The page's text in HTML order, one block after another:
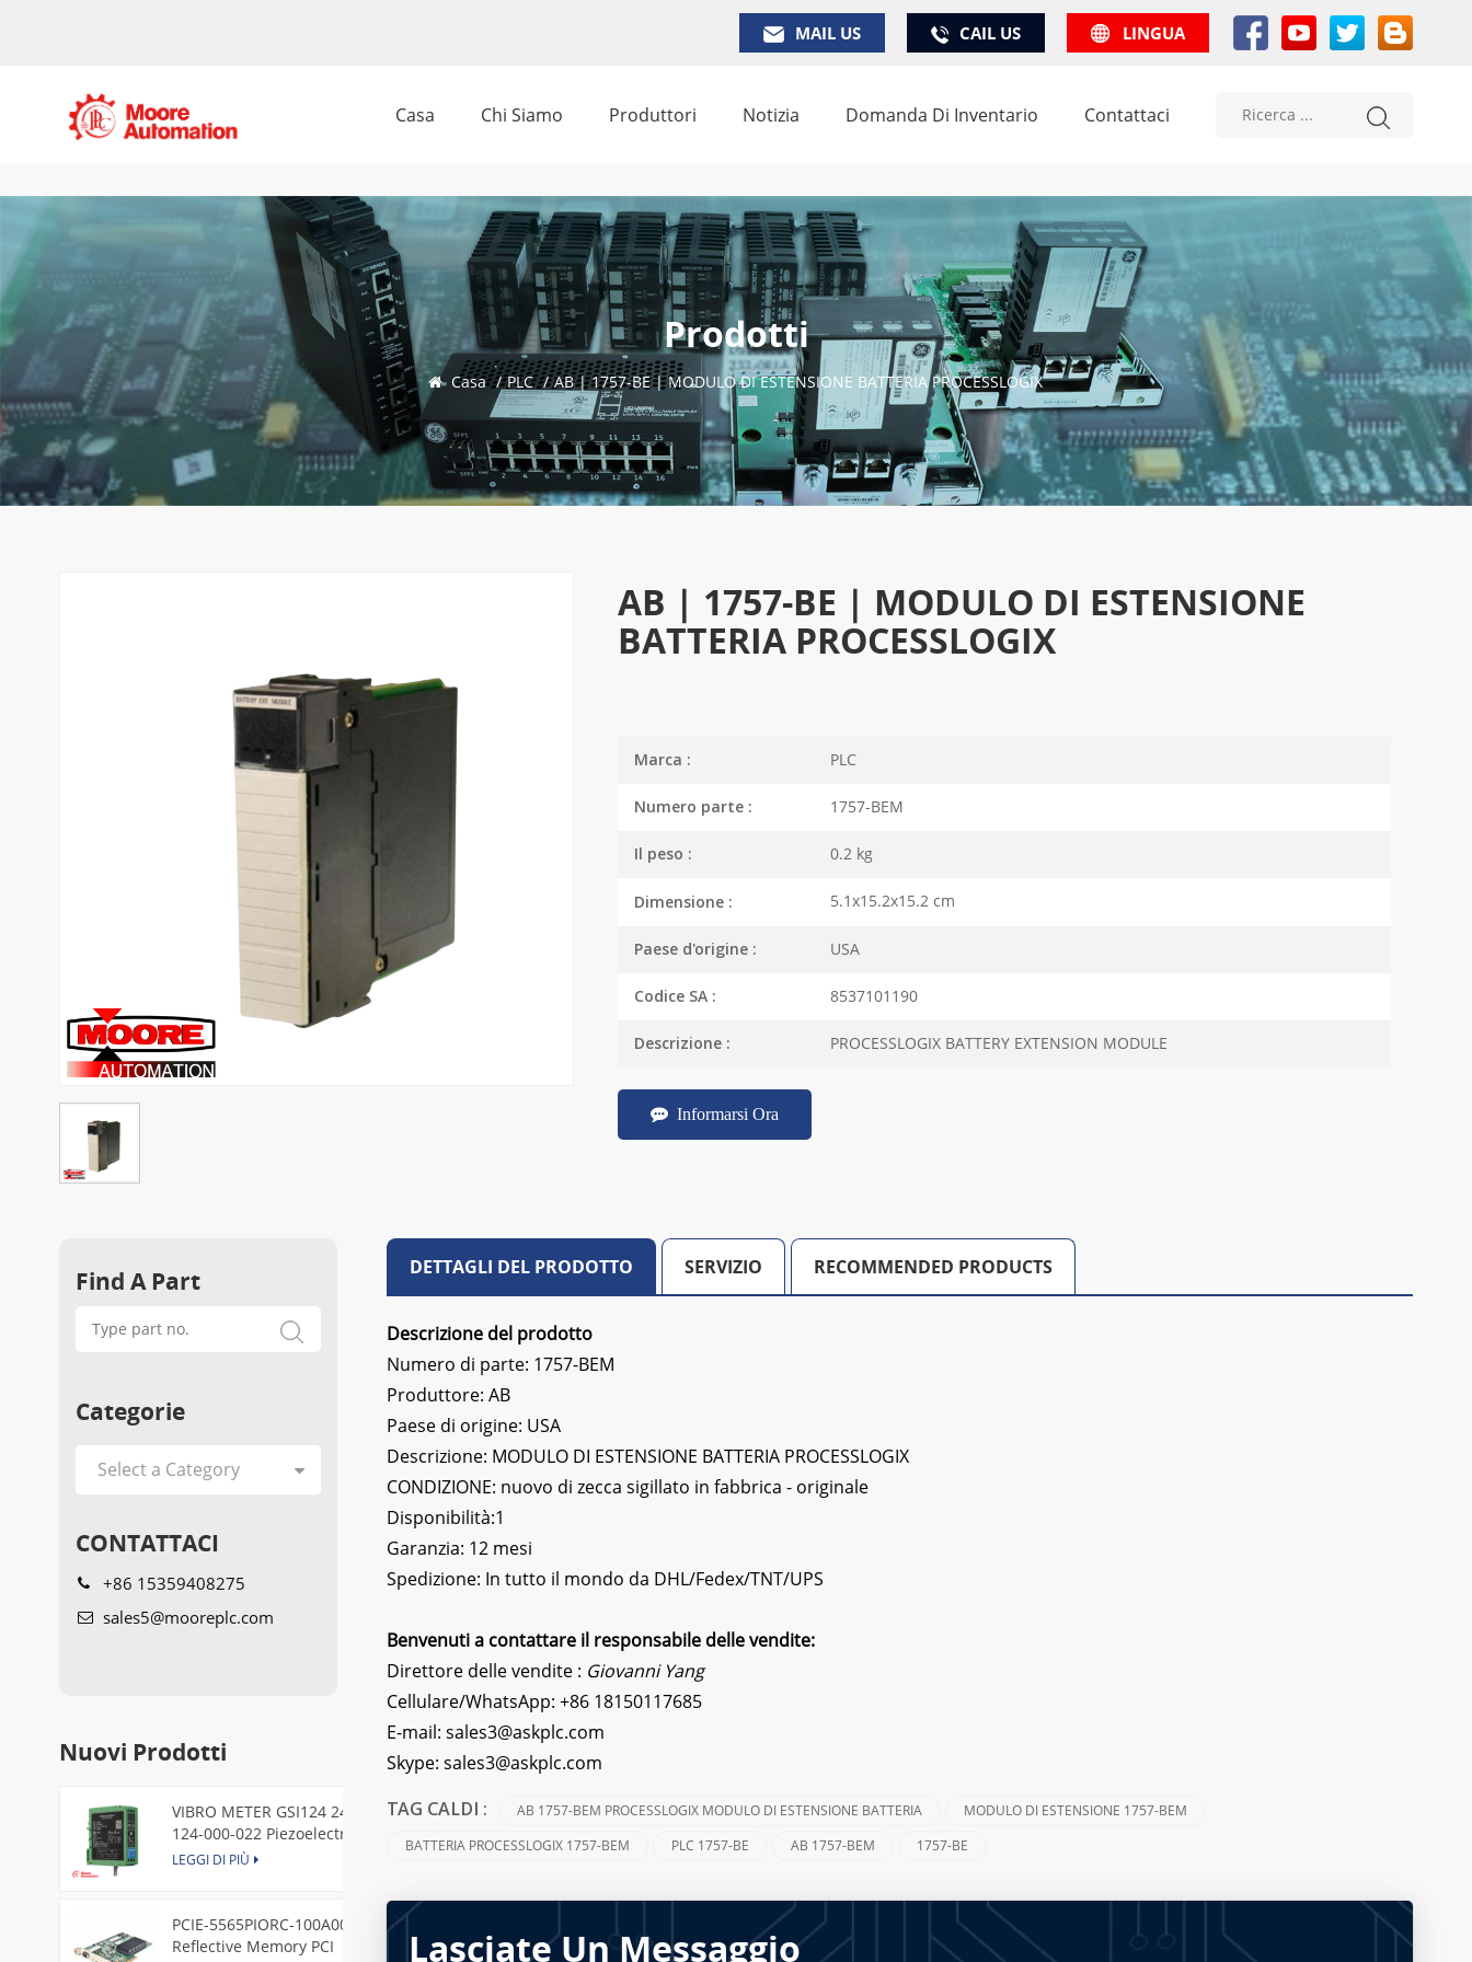
MAIL US CAIL US LINGUA
Casa Chi Siamo Produttori Notizia Domanda Di Inventario Contattaci
Prodotti
Casa / PLC / AB | 1757-BE | MODULO DI ESTENSIONE BATTERIA PROCESSLOGIX
AB | 1757-BE | MODULO DI ESTENSIONE
BATTERIA PROCESSLOGIX
Marca : PLC
Numero parte : 1757-BEM
Il peso : 0.2 kg
Dimensione : 5.1x15.2x15.2 cm
Paese d'origine : USA
Codice SA : 8537101190
Descrizione : PROCESSLOGIX BATTERY EXTENSION MODULE
Informarsi Ora
DETTAGLI DEL PRODOTTO SERVIZIO RECOMMENDED PRODUCTS
Descrizione del prodotto
Numero di parte: 1757-BEM
Produttore: AB
Paese di origine: USA
Descrizione: MODULO DI ESTENSIONE BATTERIA PROCESSLOGIX
CONDIZIONE: nuovo di zecca sigillato in fabbrica - originale
Disponibilità:1
Garanzia: 12 mesi
Spedizione: In tutto il mondo da DHL/Fedex/TNT/UPS
Benvenuti a contattare il responsabile delle vendite:
Direttore delle vendite : Giovanni Yang
Cellulare/WhatsApp:+86 18150117685
E-mail: sales3@askplc.com
Skype:sales3@askplc.com
TAG CALDI : AB 1757-BEM PROCESSLOGIX MODULO DI ESTENSIONE BATTERIA
MODULO DI ESTENSIONE 1757-BEM
BATTERIA PROCESSLOGIX 1757-BEM
PLC 1757-BE AB 1757-BEM 1757-BE
Lasciate Un Messaggio
Find A Part
Categorie
CONTATTACI
+86 15359408275
sales5@mooreplc.com
Nuovi Prodotti
VIBRO METER GSI124 244-
124-000-022 Piezoelectric
Pressure Transducer
LEGGI DI PIÙ
PCIE-5565PIORC-100A00
Reflective Memory PCI